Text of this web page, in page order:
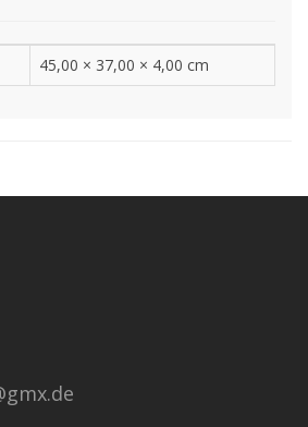
45,00 × 37,00 × 4,00 cm